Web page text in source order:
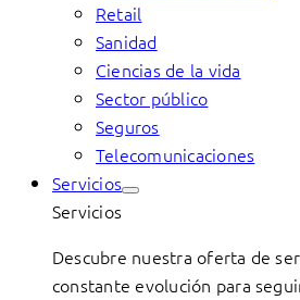
Retail
Sanidad
Ciencias de la vida
Sector público
Seguros
Telecomunicaciones
Servicios
Servicios
Descubre nuestra oferta de
constante evolución para